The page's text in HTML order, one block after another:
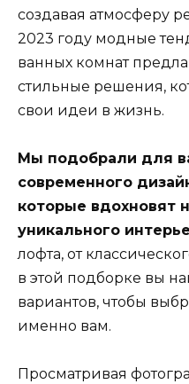
создавая атмосферу
2023 году модные
ванных комнат
стильные решения,
свои идеи в жизнь.
Мы подобрали для
современного
которые вдохновят
уникального
лофта, от
в этой подборке вы
вариантов, чтобы
именно вам.
Просматривая